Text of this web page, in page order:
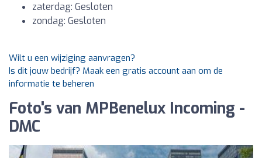
zaterdag: Gesloten
zondag: Gesloten
Wilt u een wijziging aanvragen?
Is dit jouw bedrijf? Maak een gratis account aan om de
informatie te beheren
Foto's van MPBenelux Incoming -
DMC